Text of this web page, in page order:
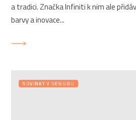
a tradici. Značka Infiniti k nim ale
barvy a inovace...
NOVINKY V DESIGNU